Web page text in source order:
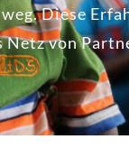
Diese
Netz von